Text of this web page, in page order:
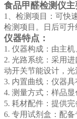
食品甲醛检测仪主
1、检测项目：可快
检测项目。日后可
仪器特点：
1. 仪器构成：由主
2. 光路系统：采用
动开关节能设计，
3. 内置曲线：仪器
4. 测量方式：样品
5. 耗材配件：提供
6. 专用试剂盒：配